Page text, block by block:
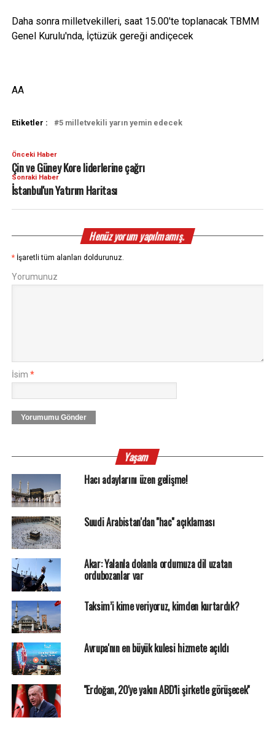
Daha sonra milletvekilleri, saat 15.00'te toplanacak TBMM
Genel Kurulu'nda, İçtüzük gereği andiçecek
AA
Etiketler : 5 milletvekili yarın yemin edecek
Önceki Haber
Çin ve Güney Kore liderlerine çağrı
Sonraki Haber
İstanbul'un Yatırım Haritası
Henüz yorum yapılmamış.
* İşaretli tüm alanları doldurunuz.
Yorumunuz
İsim *
Yorumumu Gönder
Yaşam
Hacı adaylarını üzen gelişme!
Suudi Arabistan'dan ''hac'' açıklaması
Akar: Yalanla dolanla ordumuza dil uzatan
ordubozanlar var
Taksim’i kime veriyoruz, kimden kurtardık?
Avrupa'nın en büyük kulesi hizmete açıldı
''Erdoğan, 20'ye yakın ABD'li şirketle görüşecek''